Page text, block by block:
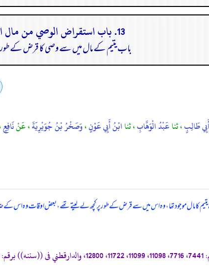
13. باب استقراض الوصي من مال اليتيم
باب یتیم کے مال میں سے وصی کا قرض کے طورپر
طَالِبٍ، ثناعَبْدُ الْوَهَّابِ، ثناابْنُ أَبِي عَوْنٍ،وَصَخْرُ بْنُ جُوَيْرِيَةَ، عَنْنَافِعٍ
یتیم کا مال موجود تھا، وہ اس میں سے قرض کے طور پر کچھ لے لیتے تھے، بعض اوقات وہ